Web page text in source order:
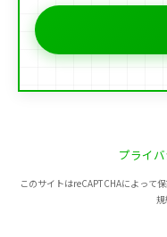
プライ
このサイトはreCAPTCHAによって
規